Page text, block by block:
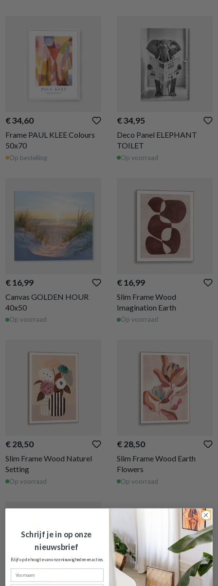
€ 34,60
Frame PAUL KLEE Colours
50x70
Op bestelling
€ 34,95
Deco Panel ELEPHANT
TOILET
Op voorraad
€ 16,99
Canvas GOLDEN HOUR
40x50
Op voorraad
€ 16,99
Slim Frame Wood
Imagination Earth
Op voorraad
€ 28,50
Slim Frame Wood Naturel
Setting
Op voorraad
€ 28,50
Slim Frame Wood Earth
Flowers
Op voorraad
Schrijf je in op onze
nieuwsbrief
Blijf op de hoogte van onze nieuwigheden enacties.
Voornaam